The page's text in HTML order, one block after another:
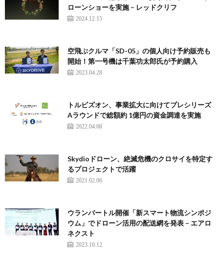
ローンショーを実施 – レッドクリフ
2024.12.15
空飛ぶクルマ「SD-05」の個人向け予約販売も
開始！第一号機は千葉功太郎氏が予約購入
2023.04.28
トルビズオン、事業拡⼤に向けてプレシリーズ
Aラウンドで総額約 1億円の資⾦調達を実施
2022.04.08
Skydioドローン、絶滅危機のクロサイを特定す
るプロジェクトで活躍
2021.02.06
ウランバートル開催「新スマート物流シンポジ
ウム」でドローン活用の配送網を発表 – エアロ
ネクスト
2023.10.12